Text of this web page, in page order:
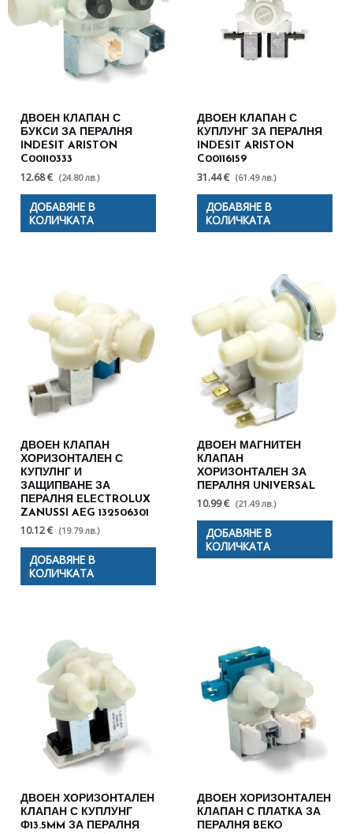
ДВОЕН КЛАПАН С
БУКСИ ЗА ПЕРАЛНЯ
INDESIT ARISTON
C00110333
12.68 € (24.80 лв.)
ДОБАВЯНЕ В
КОЛИЧКАТА
ДВОЕН КЛАПАН С
КУПЛУНГ ЗА ПЕРАЛНЯ
INDESIT ARISTON
C00116159
31.44 € (61.49 лв.)
ДОБАВЯНЕ В
КОЛИЧКАТА
ДВОЕН КЛАПАН
ХОРИЗОНТАЛЕН С
КУПУЛНГ И
ЗАЩИПВАНЕ ЗА
ПЕРАЛНЯ ELECTROLUX
ZANUSSI AEG 132506301
10.12 € (19.79 лв.)
ДОБАВЯНЕ В
КОЛИЧКАТА
ДВОЕН МАГНИТЕН
КЛАПАН
ХОРИЗОНТАЛЕН ЗА
ПЕРАЛНЯ UNIVERSAL
10.99 € (21.49 лв.)
ДОБАВЯНЕ В
КОЛИЧКАТА
ДВОЕН ХОРИЗОНТАЛЕН
КЛАПАН С КУПЛУНГ
Ф13.5MM ЗА ПЕРАЛНЯ
ДВОЕН ХОРИЗОНТАЛЕН
КЛАПАН С ПЛАТКА ЗА
ПЕРАЛНЯ BEKO